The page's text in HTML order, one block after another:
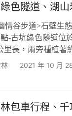
色隧道、湖
情谷步道>石壁生
-古坑綠色隧道位
里長，兩旁種植著
隧道亦提供腳踏車
2021 年 10 月
包車行程、